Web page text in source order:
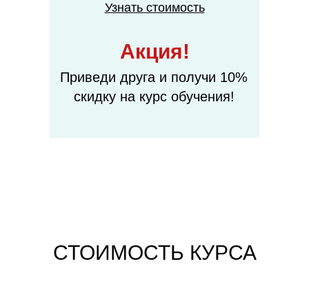
Акция!
Приведи друга и получи 10%
скидку на курс обучения!
Узнать стоимость
СТОИМОСТЬ КУРСА